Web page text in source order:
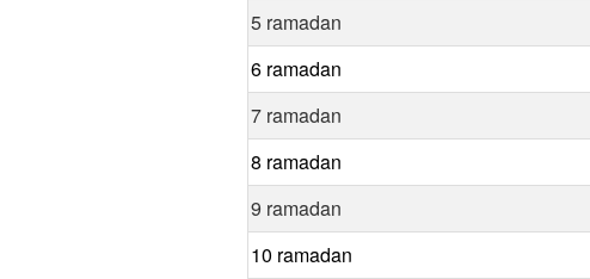
5 ramadan
6 ramadan
7 ramadan
8 ramadan
9 ramadan
10 ramadan